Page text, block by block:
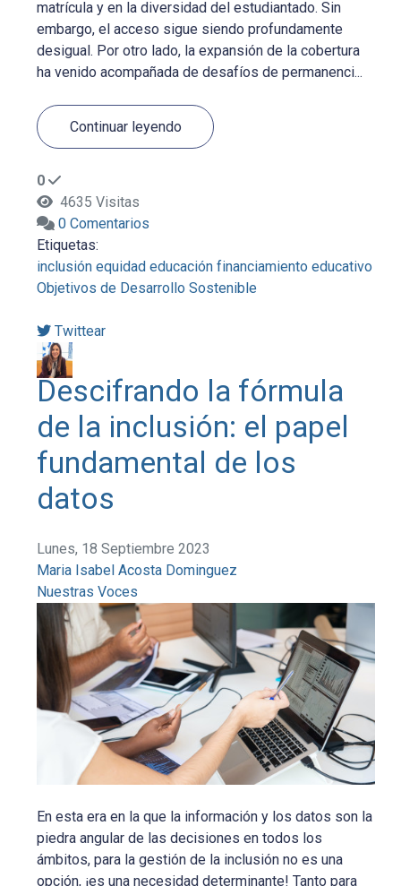
matrícula y en la diversidad del estudiantado. Sin
embargo, el acceso sigue siendo profundamente
desigual. Por otro lado, la expansión de la cobertura
ha venido acompañada de desafíos de permanenci...
Continuar leyendo
0
4635 Visitas
0 Comentarios
Etiquetas:
inclusión equidad educación financiamiento educativo
Objetivos de Desarrollo Sostenible
Twittear
Descifrando la fórmula
de la inclusión: el papel
fundamental de los
datos
Lunes, 18 Septiembre 2023
Maria Isabel Acosta Dominguez
Nuestras Voces
En esta era en la que la información y los datos son la
piedra angular de las decisiones en todos los
ámbitos, para la gestión de la inclusión no es una
opción, ¡es una necesidad determinante! Tanto para